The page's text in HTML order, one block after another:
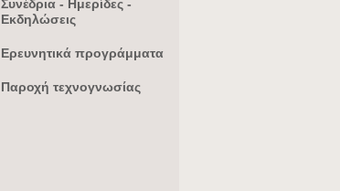
Συνέδρια - Ημερίδες -
Εκδηλώσεις
Ερευνητικά προγράμματα
Παροχή τεχνογνωσίας